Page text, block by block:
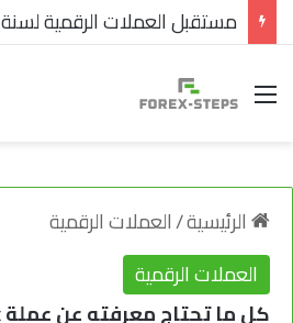
مستقبل العملات الرقمية لسنة 2025
القائمة
الرئيسية/العملات الرقمية
العملات الرقمية